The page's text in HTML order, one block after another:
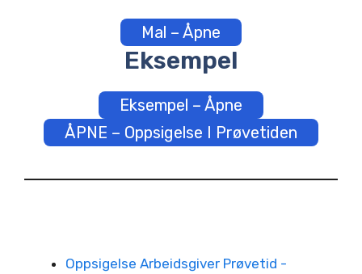
Mal – Åpne
Eksempel
Eksempel – Åpne
ÅPNE – Oppsigelse I Prøvetiden
Oppsigelse Arbeidsgiver Prøvetid -